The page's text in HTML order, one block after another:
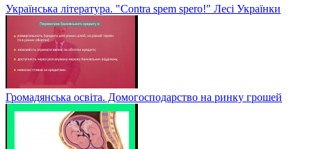
Українська література. "Contra spem spero!" Лесі Українки
Громадянська освіта. Домогосподарство на ринку грошей